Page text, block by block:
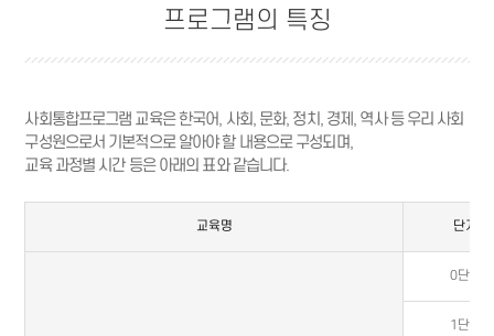
프로그램의 특징
사회통합프로그램 교육은 한국어, 사회, 문화, 정치, 경제, 역사 등 우리 사회
구성원으로서 기본적으로 알아야 할 내용으로 구성되며,
교육 과정별 시간 등은 아래의 표와 같습니다.
교육명 단계
0단계
1단계